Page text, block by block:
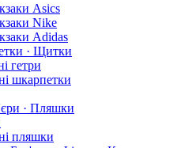
Asics
Nike
Adidas
· Щитки
гетри
шкарпетки
· Пляшки
пляшки